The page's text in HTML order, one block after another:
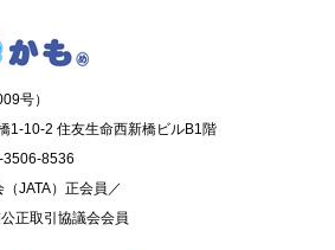
号）
1-10-2 住友生命西新橋ビルB1階
8536
JATA）正会員／
正取引協議会会員